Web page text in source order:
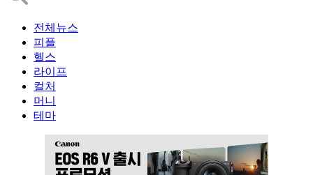
전체뉴스
피플
헬스
라이프
컬처
머니
테마